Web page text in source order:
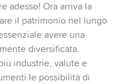
adesso! Ora arriva la
il patrimonio nel lungo
avere una
diversificata.
industrie, valute e
le possibilità di